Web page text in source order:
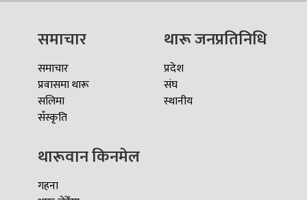
समाचार
समाचार
प्रवासमा थारू
सलिमा
सँस्कृति
थारू जनप्रतिनिधि
प्रदेश
संघ
स्थानीय
थारूवान किनमेल
गहना